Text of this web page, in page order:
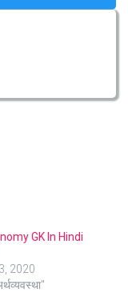
GK In Hindi
2020